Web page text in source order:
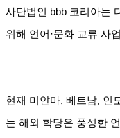
사단법인 bbb 코리아는
위해 언어·문화 교류 사
현재 미얀마, 베트남, 인
는 해외 학당은 풍성한